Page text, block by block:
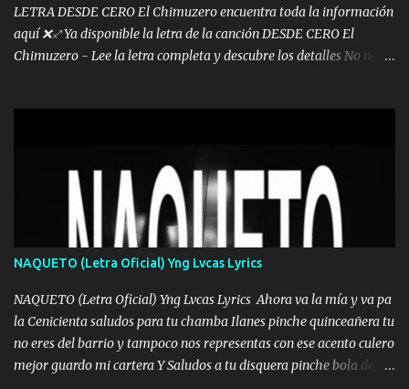
LETRA DESDE CERO El Chimuzero encuentra toda la información
aquí ❌♐ Ya disponible la letra de la canción DESDE CERO El
Chimuzero - Lee la letra completa y descubre los detalles No nací
❌ www.elnorteduro.com ❌ Yo No limito los Sueños , si no existe
Uno pues Hallamos Modos , Si me caigo me Levanto, Aprendo Del
Error Y me sacudo El Lodo ❌ www.elnorteduro.com ❌ El Dinero
No me falta Pero Tampoco me Estorba , Por Eso Manejo Todo
Bien Regido Por mis Normas . Aquí no Se Sufre de Ego vengo Desde
Abajo y me costó subir Fue Con Trabajo Y Esfuerzo, Nada es
Regalado Me Super Invertir A Mí lado Una Princesa que A pesar de
Todo Siempre a estado ahí . Hecho pa...
NAQUETO (Letra Oficial) Yng Lvcas Lyrics
NAQUETO (Letra Oficial) Yng Lvcas Lyrics Ahora va la mía y va pa
la Cenicienta saludos para tu chamba Ilanes pinche quinceañera tu
no eres del barrio y tampoco nos representas con ese acento culero
mejor guardo mi cartera Y Saludos a tu disquera pinche bola de